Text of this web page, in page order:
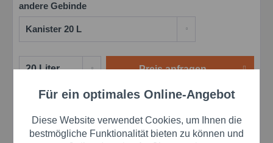
andere Gebinde
Preis anfragen
Merken Bewerten
Artikel-Nr.:
die14F561
Herstellernr.:
14F561
Funktionale Aktiv
Marketing Aktiv
Für ein optimales Online-Angebot
Diese Website verwendet Cookies, um Ihnen die
bestmögliche Funktionalität bieten zu können und